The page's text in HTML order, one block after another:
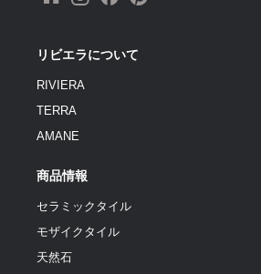
リビエラについて
RIVIERA
TERRA
AMANE
商品情報
セラミックタイル
モザイクタイル
天然石